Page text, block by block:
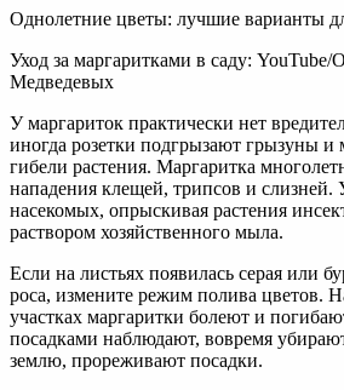
Однолетние цветы: лучшие варианты
Уход за маргаритками в саду:
Медведевых
У маргариток практически нет
иногда розетки подгрызают грызуны
гибели растения. Маргаритка
нападения клещей, трипсов и слизней.
насекомых, опрыскивая растения
раствором хозяйственного мыла.
Если на листьях появилась серая или
роса, измените режим полива цветов.
участках маргаритки болеют и
посадками наблюдают, вовремя
землю, прореживают посадки.